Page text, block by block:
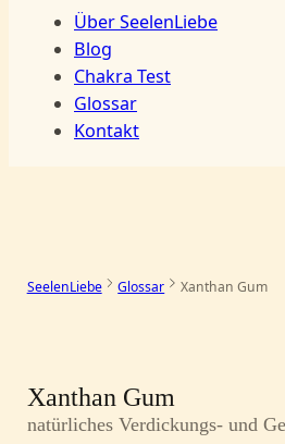
Über SeelenLiebe
Blog
Chakra Test
Glossar
Kontakt
SeelenLiebe Glossar Xanthan Gum
Xanthan Gum
natürliches Verdickungs- und